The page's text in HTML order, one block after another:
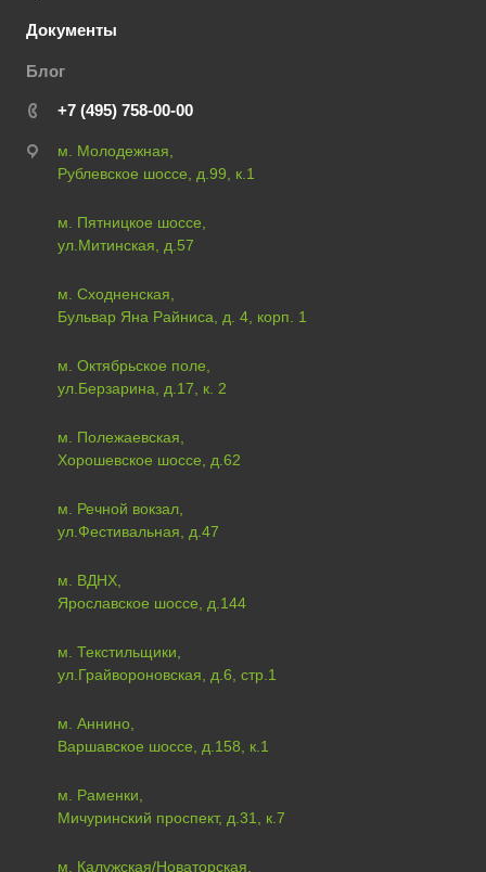
Документы
Блог
+7 (495) 758-00-00
м. Молодежная,
Рублевское шоссе, д.99, к.1
м. Пятницкое шоссе,
ул.Митинская, д.57
м. Сходненская,
Бульвар Яна Райниса, д. 4, корп. 1
м. Октябрьское поле,
ул.Берзарина, д.17, к. 2
м. Полежаевская,
Хорошевское шоссе, д.62
м. Речной вокзал,
ул.Фестивальная, д.47
м. ВДНХ,
Ярославское шоссе, д.144
м. Текстильщики,
ул.Грайвороновская, д.6, стр.1
м. Аннино,
Варшавское шоссе, д.158, к.1
м. Раменки,
Мичуринский проспект, д.31, к.7
м. Калужская/Новаторская,